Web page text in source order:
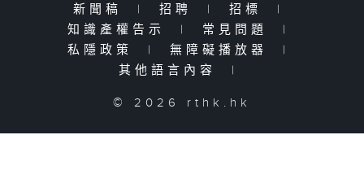
新聞稿 | 招聘 | 招標
|
知識產權告示
| 常見問題
|
私隱政策
| 無障礙播放器
|
其他語言內容
|
© 2026 rthk.hk